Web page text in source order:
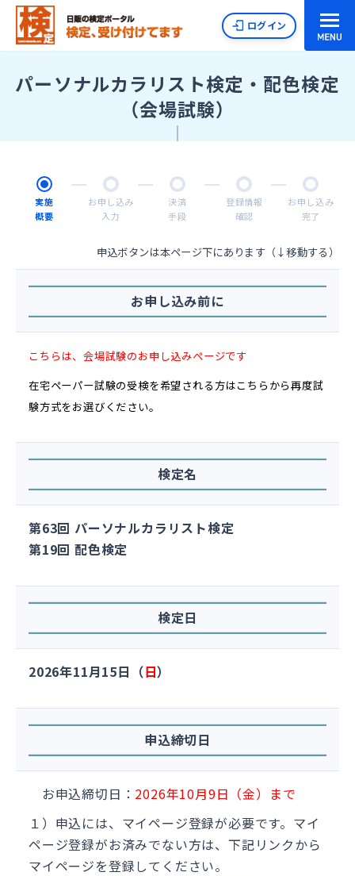
ログイン
パーソナルカラリスト検定・配色検定
（会場試験）
実施
概要
お申し込み
入力
決済
手段
登録情報
確認
お申し込み
完了
申込ボタンは本ページ下にあります（↓移動する）
お申し込み前に
こちらは、会場試験のお申し込みページです
在宅ペーパー試験の受検を希望される方はこちら から再度試
験方式をお選びください。
検定名
第63回 パーソナルカラリスト検定
第19回 配色検定
検定日
2026年11月15日（日）
申込締切日
お申込締切日： 2026年10月9日（金）まで
１）申込には、マイページ登録が必要です。マイ
ページ登録がお済みでない方は、下記リンクから
マイページを登録してください。